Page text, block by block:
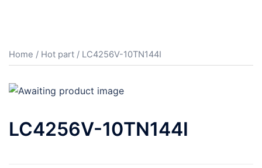
Home / Hot part / LC4256V-10TN144I
LC4256V-10TN144I